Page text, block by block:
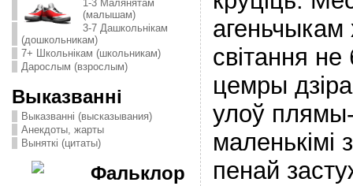
1-3 Малянятам
(малышам)
3-7 Дашкольнікам
(дошкольникам)
7+ Школьнікам (школьникам)
Дарослым (взрослым)
Выказванні
Выказванні (высказывания)
Анекдоты, жарты
Выняткі (цитаты)
Фальклор
свiтання не
цемры
улоў
маленькiмi
пенай